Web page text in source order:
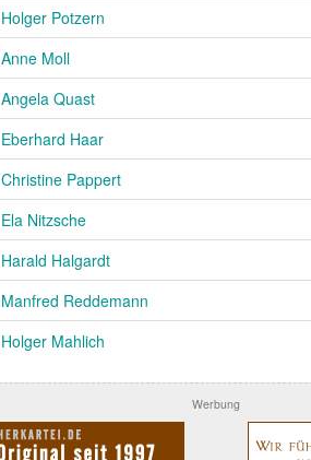
Holger Potzern
Anne Moll
Angela Quast
Eberhard Haar
Christine Pappert
Ela Nitzsche
Harald Halgardt
Manfred Reddemann
Holger Mahlich
Werbung